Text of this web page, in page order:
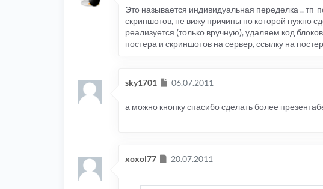
Это называется индивидуальная переделка ..
скриншотов, не вижу причины по которой нужно
реализуется (только вручную), удаляем код
постера и скриншотов на сервер, ссылку на
sky1701 Сообщение
06.07.2011
а можно кнопку спасибо сделать более
xoxol77 Сообщение
20.07.2011